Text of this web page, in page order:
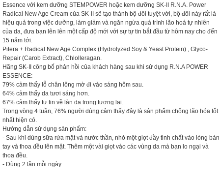
Essence với kem dưỡng STEMPOWER hoặc kem dưỡng SK-II R.N.A. Power
Radical New Age Cream của SK-II
sẽ tạo thành bộ đôi tuyệt vời, bộ đôi này rất là
hiệu quả trong việc dưỡng, làm giảm và ngăn ngừa quá trình lão hoá tự nhiên
của da, đưa bạn lên lên một cấp độ mới với sự tự tin bắt đầu từ hôm nay cho đến
15 năm tới.
Pitera + Radical New Age Complex (Hydrolyzed Soy & Yeast Protein) , Glyco-
Repair (Carob Extract), Chlolleragan.
Hãng SK-II công bố phản hồi của khách hàng sau khi sử dụng R.N.A POWER
ESSENCE:
79% cảm thấy lỗ chân lông mờ đi vào sáng hôm sau.
64% cảm thấy da tươi sáng hơn.
67% cảm thấy tự tin về làn da trong tương lai.
Trong vòng 4 tuần, 76% người dùng cảm thấy đây là sản phẩm chống lão hóa tốt
nhất hiện có.
Hướng dẫn sử dụng sản phẩm:
- Sau khi dùng sữa rửa mặt và nước thần, nhỏ một giọt đầy tinh chất vào lòng bàn
tay và thoa đều lên mặt. Thêm một vài giọt vào các vùng da mà bạn lo ngại và
thoa đều.
- Dùng 2 lần mỗi ngày.